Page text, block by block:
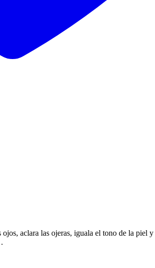
aclara las ojeras, iguala el tono de la piel
.